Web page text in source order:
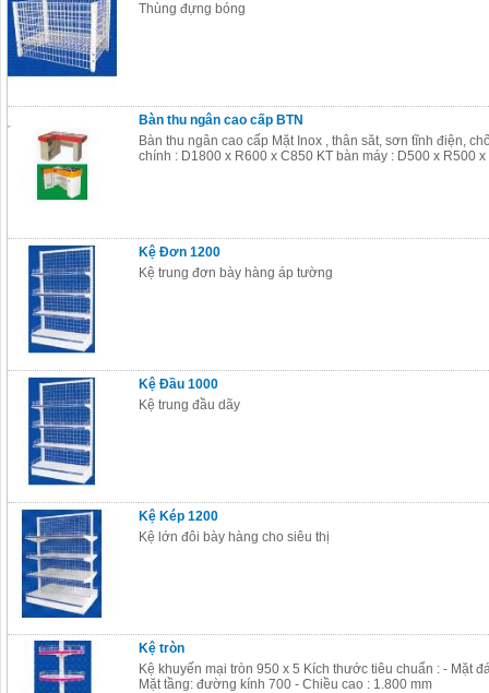
Thùng đựng bóng
Bàn thu ngân cao cấp BTN
Bàn thu ngân cao cấp Mặt Inox , thân săt, sơn tĩnh điện,
chính : D1800 x R600 x C850 KT bàn máy : D500 x R500
Kệ Đơn 1200
Kệ trung đơn bày hàng áp tường
Kệ Đầu 1000
Kệ trung đầu dãy
Kệ Kép 1200
Kệ lớn đôi bày hàng cho siêu thị
Kệ tròn
Kệ khuyến mại tròn 950 x 5 Kích thước tiêu chuẩn : - Mặt
Mặt tầng: đường kính 700 - Chiều cao : 1.800 mm